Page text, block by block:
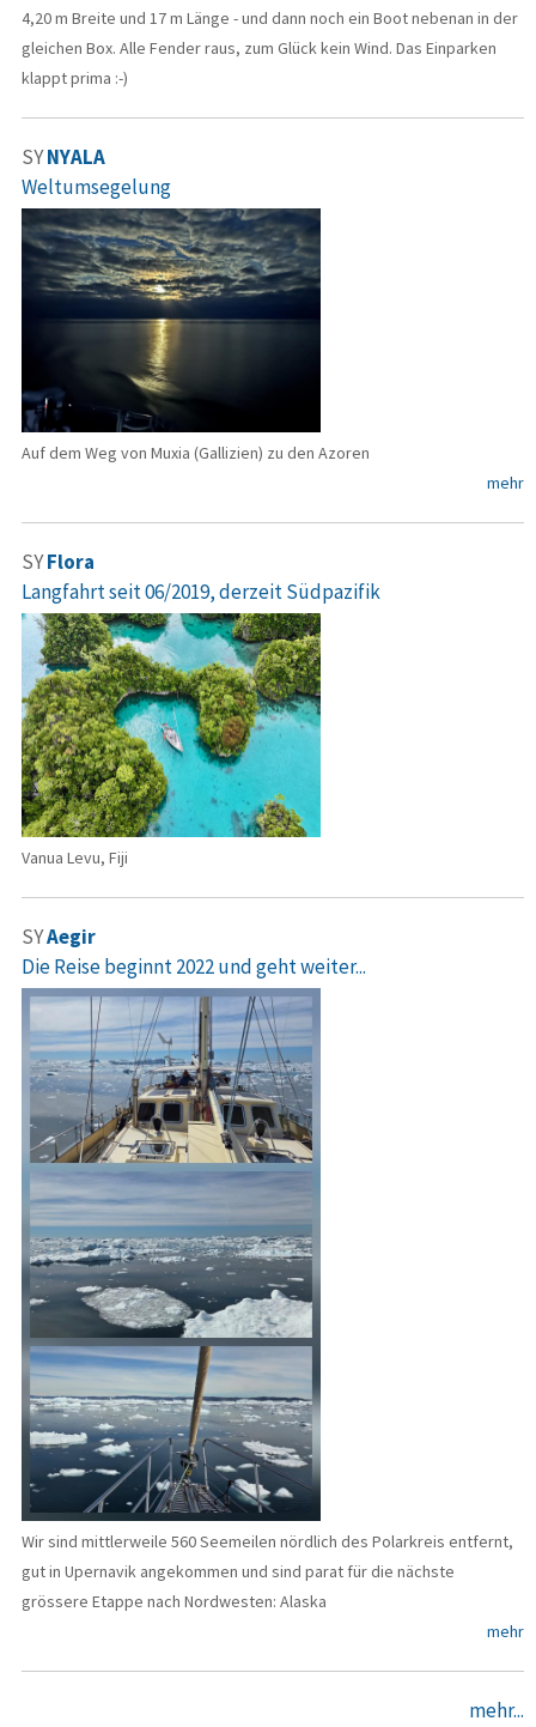
4,20 m Breite und 17 m Länge - und dann noch ein Boot nebenan in der
gleichen Box. Alle Fender raus, zum Glück kein Wind. Das Einparken
klappt prima :-)
SYNYALA
Weltumsegelung
Auf dem Weg von Muxia (Gallizien) zu den Azoren
mehr
SYFlora
Langfahrt seit 06/2019, derzeit Südpazifik
Vanua Levu, Fiji
SYAegir
Die Reise beginnt 2022 und geht weiter...
Wir sind mittlerweile 560 Seemeilen nördlich des Polarkreis entfernt,
gut in Upernavik angekommen und sind parat für die nächste
grössere Etappe nach Nordwesten: Alaska
mehr
mehr...